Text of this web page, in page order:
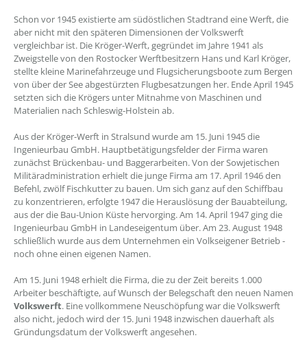
Schon vor 1945 existierte am südöstlichen Stadtrand eine Werft, die
aber nicht mit den späteren Dimensionen der Volkswerft
vergleichbar ist. Die Kröger-Werft, gegründet im Jahre 1941 als
Zweigstelle von den Rostocker Werftbesitzern Hans und Karl Kröger,
stellte kleine Marinefahrzeuge und Flugsicherungsboote zum Bergen
von über der See abgestürzten Flugbesatzungen her. Ende April 1945
setzten sich die Krögers unter Mitnahme von Maschinen und
Materialien nach Schleswig-Holstein ab.
Aus der Kröger-Werft in Stralsund wurde am 15. Juni 1945 die
Ingenieurbau GmbH. Hauptbetätigungsfelder der Firma waren
zunächst Brückenbau- und Baggerarbeiten. Von der Sowjetischen
Militäradministration erhielt die junge Firma am 17. April 1946 den
Befehl, zwölf Fischkutter zu bauen. Um sich ganz auf den Schiffbau
zu konzentrieren, erfolgte 1947 die Herauslösung der Bauabteilung,
aus der die Bau-Union Küste hervorging. Am 14. April 1947 ging die
Ingenieurbau GmbH in Landeseigentum über. Am 23. August 1948
schließlich wurde aus dem Unternehmen ein Volkseigener Betrieb -
noch ohne einen eigenen Namen.
Am 15. Juni 1948 erhielt die Firma, die zu der Zeit bereits 1.000
Arbeiter beschäftigte, auf Wunsch der Belegschaft den neuen Namen
Volkswerft. Eine vollkommene Neuschöpfung war die Volkswerft
also nicht, jedoch wird der 15. Juni 1948 inzwischen dauerhaft als
Gründungsdatum der Volkswerft angesehen.